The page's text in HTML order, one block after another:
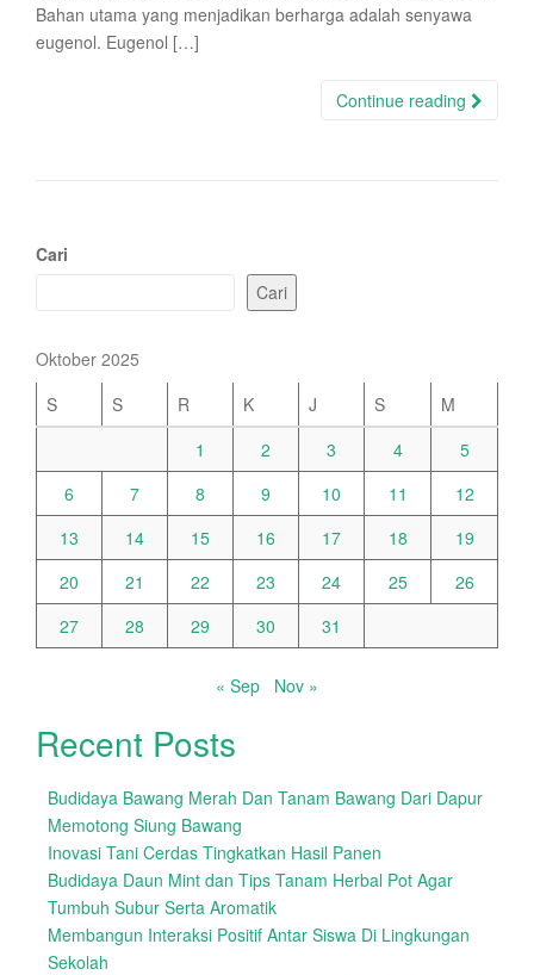
Bahan utama yang menjadikan berharga adalah senyawa
eugenol. Eugenol […]
Continue reading
Cari
Cari
Oktober 2025
S
S R K J S
M
1
2 3 4
5
6
7 8 9 10 11
12
13
14 15 16 17 18
19
20
21 22 23 24 25
26
27
28 29 30 31
« Sep Nov »
Recent Posts
Budidaya Bawang Merah Dan Tanam Bawang Dari Dapur
Memotong Siung Bawang
Inovasi Tani Cerdas Tingkatkan Hasil Panen
Budidaya Daun Mint dan Tips Tanam Herbal Pot Agar
Tumbuh Subur Serta Aromatik
Membangun Interaksi Positif Antar Siswa Di Lingkungan
Sekolah